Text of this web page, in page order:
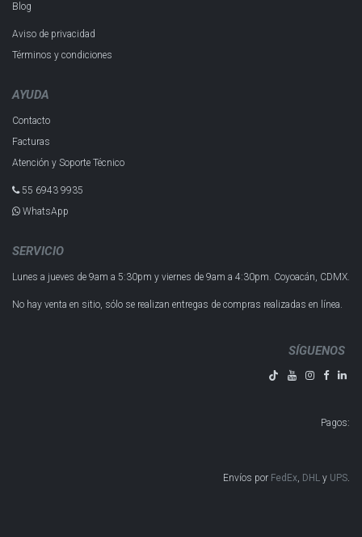
Blog
Aviso de privacidad
Términos y condiciones
AYUDA
Contacto
Facturas
Atención y Soporte Técnico
55 6943 993​5
WhatsApp
SERVICIO
Lunes a jueves de 9am a 5:30pm y viernes de 9am a 4:30pm. Coyoacán, CDMX.
No hay venta en sitio, sólo se realizan entregas de compras realizadas en línea.
SÍGUENOS
Pagos:
Envíos por FedEx, DHL y UPS​​​​​​.